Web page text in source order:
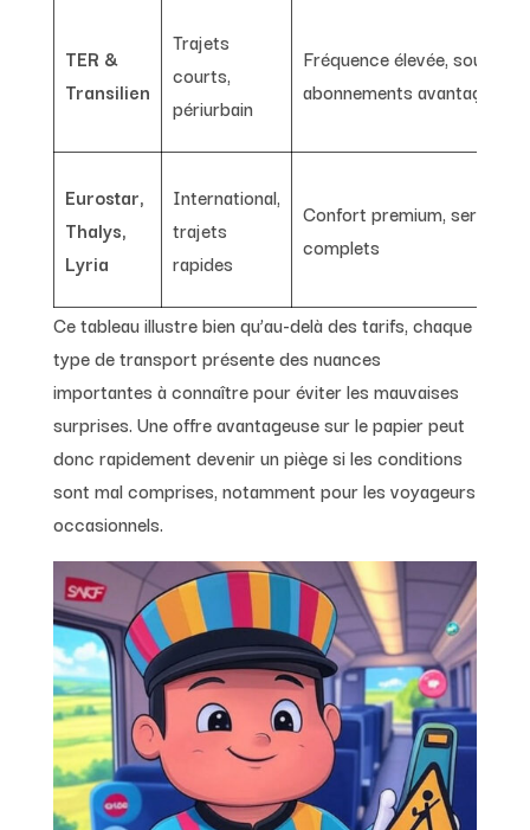
TER &
Transilien
Trajets
courts,
périurbain
Fréquence élevée, souvent
abonnements avantageux
Eurostar,
Thalys,
Lyria
International,
trajets
rapides
Confort premium, services
complets
Ce tableau illustre bien qu’au-delà des tarifs, chaque
type de transport présente des nuances
importantes à connaître pour éviter les mauvaises
surprises. Une offre avantageuse sur le papier peut
donc rapidement devenir un piège si les conditions
sont mal comprises, notamment pour les voyageurs
occasionnels.